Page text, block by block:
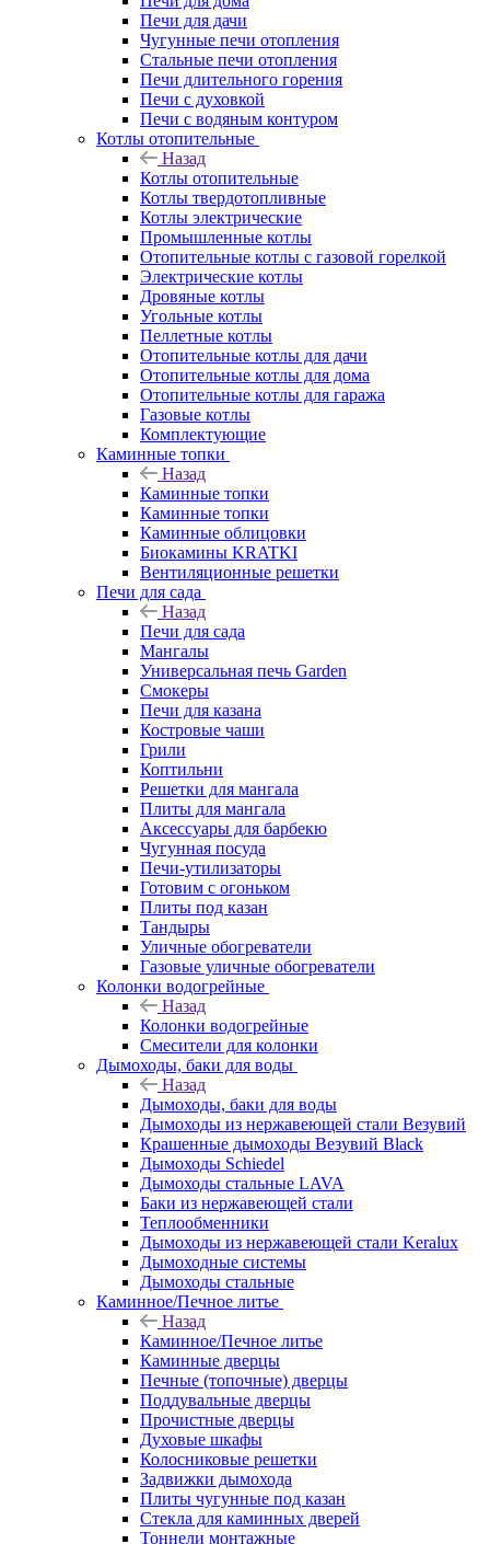
Печи для дачи
Чугунные печи отопления
Стальные печи отопления
Печи длительного горения
Печи с духовкой
Печи с водяным контуром
Котлы отопительные
Назад
Котлы отопительные
Котлы твердотопливные
Котлы электрические
Промышленные котлы
Отопительные котлы с газовой горелкой
Электрические котлы
Дровяные котлы
Угольные котлы
Пеллетные котлы
Отопительные котлы для дачи
Отопительные котлы для дома
Отопительные котлы для гаража
Газовые котлы
Комплектующие
Каминные топки
Назад
Каминные топки
Каминные топки
Каминные облицовки
Биокамины KRATKI
Вентиляционные решетки
Печи для сада
Назад
Печи для сада
Мангалы
Универсальная печь Garden
Смокеры
Печи для казана
Костровые чаши
Грили
Коптильни
Решетки для мангала
Плиты для мангала
Аксессуары для барбекю
Чугунная посуда
Печи-утилизаторы
Готовим с огоньком
Плиты под казан
Тандыры
Уличные обогреватели
Газовые уличные обогреватели
Колонки водогрейные
Назад
Колонки водогрейные
Смесители для колонки
Дымоходы, баки для воды
Назад
Дымоходы, баки для воды
Дымоходы из нержавеющей стали Везувий
Крашенные дымоходы Везувий Black
Дымоходы Schiedel
Дымоходы стальные LAVA
Баки из нержавеющей стали
Теплообменники
Дымоходы из нержавеющей стали Keralux
Дымоходные системы
Дымоходы стальные
Каминное/Печное литье
Назад
Каминное/Печное литье
Каминные дверцы
Печные (топочные) дверцы
Поддувальные дверцы
Прочистные дверцы
Духовые шкафы
Колосниковые решетки
Задвижки дымохода
Плиты чугунные под казан
Стекла для каминных дверей
Тоннели монтажные